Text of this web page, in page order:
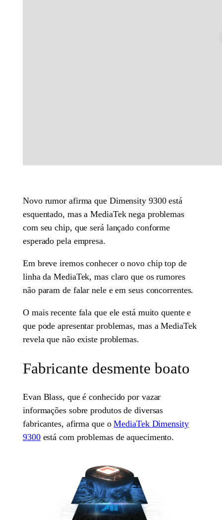
Novo rumor afirma que Dimensity 9300 está
esquentado, mas a MediaTek nega problemas
com seu chip, que será lançado conforme
esperado pela empresa.
Em breve iremos conhecer o novo chip top de
linha da MediaTek, mas claro que os rumores
não param de falar nele e em seus concorrentes.
O mais recente fala que ele está muito quente e
que pode apresentar problemas, mas a MediaTek
revela que não existe problemas.
Fabricante desmente boato
Evan Blass, que é conhecido por vazar
informações sobre produtos de diversas
fabricantes, afirma que oMediaTek Dimensity
9300está com problemas de aquecimento.